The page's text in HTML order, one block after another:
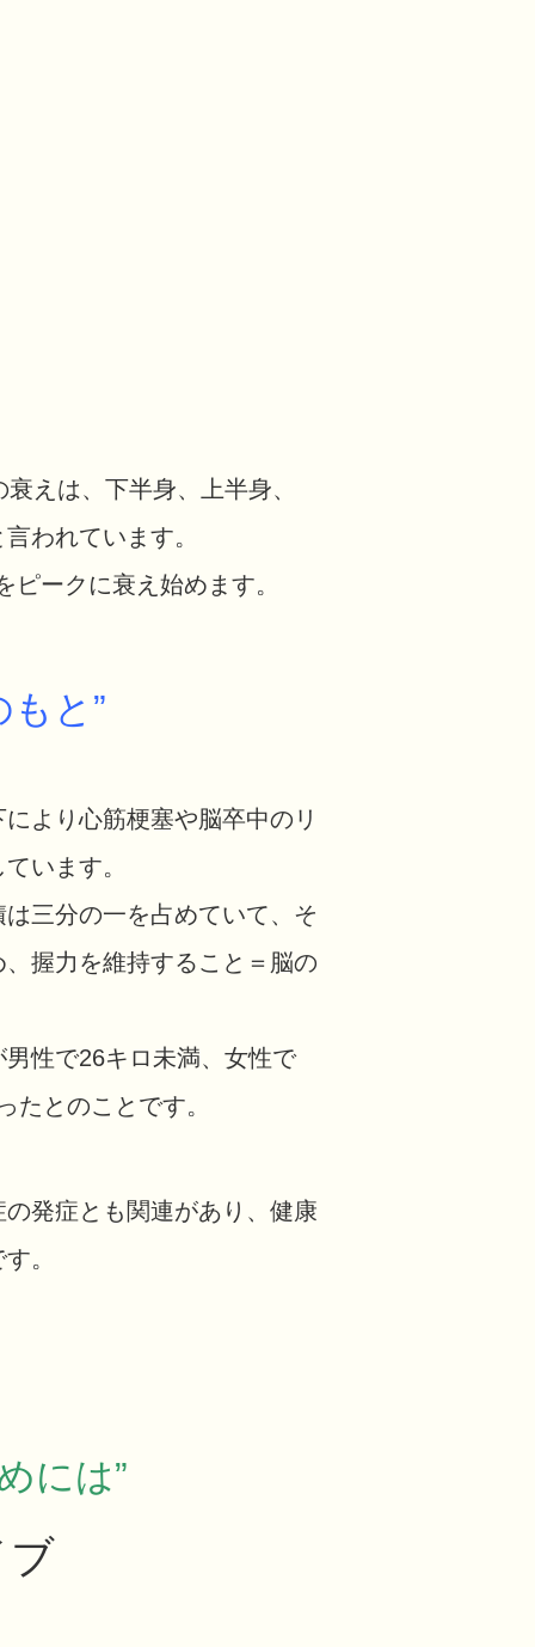
えは、下半身、上半身、
われています。
ークに衰え始めます。
もと”
より心筋梗塞や脳卒中のリ
います。
三分の一を占めていて、そ
握力を維持すること＝脳の
性で26キロ未満、女性で
たとのことです。
発症とも関連があり、健康
。
には”
ブ